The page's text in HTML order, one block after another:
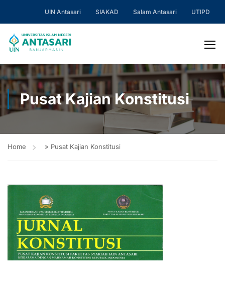
UIN Antasari SIAKAD Salam Antasari UTIPD
Pusat Kajian Konstitusi
Home » Pusat Kajian Konstitusi